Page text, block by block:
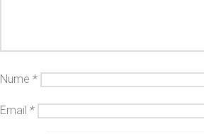
Nume *
Email *